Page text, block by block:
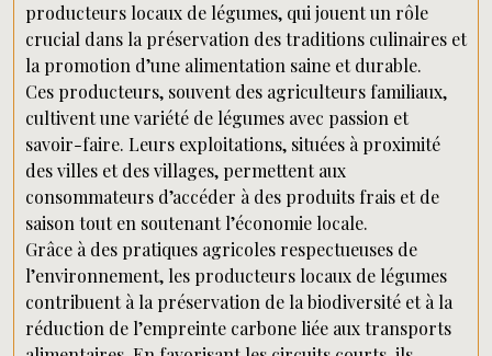
producteurs locaux de légumes, qui jouent un rôle
crucial dans la préservation des traditions culinaires et
la promotion d’une alimentation saine et durable.
Ces producteurs, souvent des agriculteurs familiaux,
cultivent une variété de légumes avec passion et
savoir-faire. Leurs exploitations, situées à proximité
des villes et des villages, permettent aux
consommateurs d’accéder à des produits frais et de
saison tout en soutenant l’économie locale.
Grâce à des pratiques agricoles respectueuses de
l’environnement, les producteurs locaux de légumes
contribuent à la préservation de la biodiversité et à la
réduction de l’empreinte carbone liée aux transports